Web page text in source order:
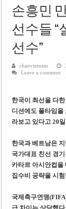
PNJ, 다이아몬드 밀
팜 녓 브엉 빈그룹
케펠, 투티엠 엠파이
베트남 MB은행,
‘1,000억 달러 남북
베트남 세무당국, 납
손흥민
선수들 “
선수”
chaovietnam
Leave a comment
한국이 최선을 다
디션에도 풀타임을
라보고 있다고 20
한국과 베트남은
국가대표 친선 경
카타르 아시안컵을
집수비 공략을 시
국제축구연맹